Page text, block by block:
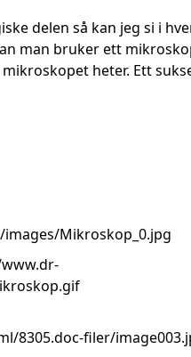
delen så kan jeg si i
man bruker ett
heter. Ett
Mikroskop_0.jpg
8305.doc-filer/